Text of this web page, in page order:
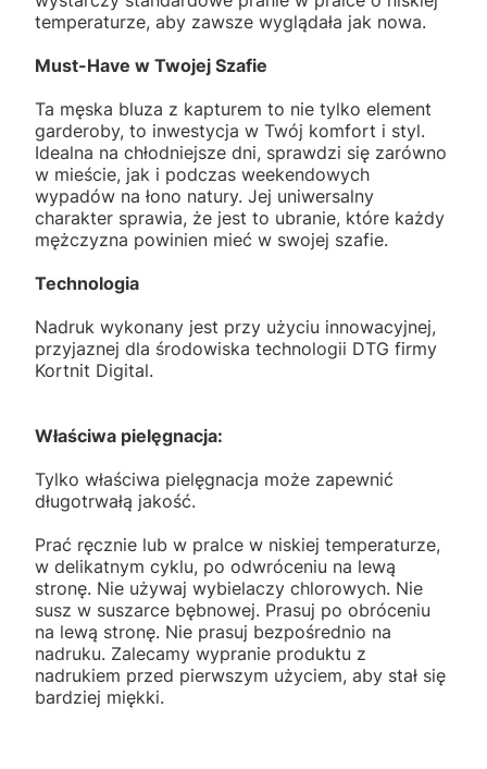
temperaturze, aby zawsze wyglądała jak nowa.
Must-Have w Twojej Szafie
Ta męska bluza z kapturem to nie tylko element
garderoby, to inwestycja w Twój komfort i styl.
Idealna na chłodniejsze dni, sprawdzi się zarówno
w mieście, jak i podczas weekendowych
wypadów na łono natury. Jej uniwersalny
charakter sprawia, że jest to ubranie, które każdy
mężczyzna powinien mieć w swojej szafie.
Technologia
Nadruk wykonany jest przy użyciu innowacyjnej,
przyjaznej dla środowiska technologii DTG firmy
Kortnit Digital.
Właściwa pielęgnacja:
Tylko właściwa pielęgnacja może zapewnić
długotrwałą jakość.
Prać ręcznie lub w pralce w niskiej temperaturze,
w delikatnym cyklu, po odwróceniu na lewą
stronę. Nie używaj wybielaczy chlorowych. Nie
susz w suszarce bębnowej. Prasuj po obróceniu
na lewą stronę. Nie prasuj bezpośrednio na
nadruku. Zalecamy wypranie produktu z
nadrukiem przed pierwszym użyciem, aby stał się
bardziej miękki.